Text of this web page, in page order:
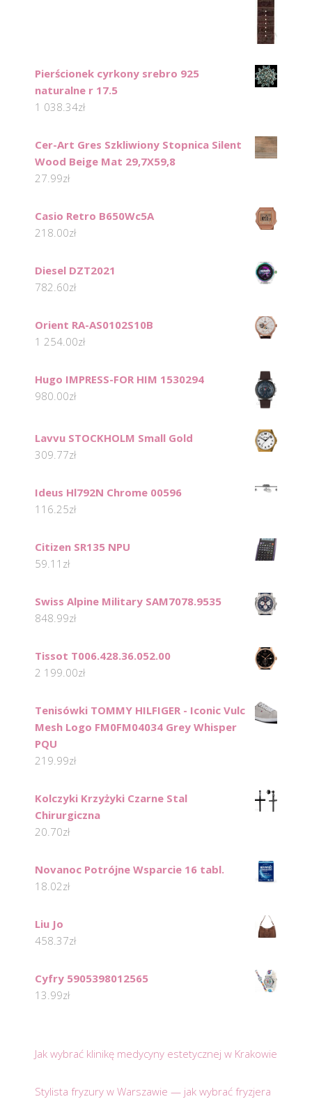
Pierścionek cyrkony srebro 925
naturalne r 17.5
1 038.34zł
Cer-Art Gres Szkliwiony Stopnica Silent
Wood Beige Mat 29,7X59,8
27.99zł
Casio Retro B650Wc5A
218.00zł
Diesel DZT2021
782.60zł
Orient RA-AS0102S10B
1 254.00zł
Hugo IMPRESS-FOR HIM 1530294
980.00zł
Lavvu STOCKHOLM Small Gold
309.77zł
Ideus Hl792N Chrome 00596
116.25zł
Citizen SR135 NPU
59.11 zł
Swiss Alpine Military SAM7078.9535
848.99zł
Tissot T006.428.36.052.00
2 199.00zł
Tenisówki TOMMY HILFIGER - Iconic Vulc
Mesh Logo FM0FM04034 Grey Whisper
PQU
219.99zł
Kolczyki Krzyżyki Czarne Stal
Chirurgiczna
20.70zł
Novanoc Potrójne Wsparcie 16 tabl.
18.02zł
Liu Jo
458.37zł
Cyfry 5905398012565
13.99zł
Jak wybrać klinikę medycyny estetycznej w Krakowie
Stylista fryzury w Warszawie — jak wybrać fryzjera